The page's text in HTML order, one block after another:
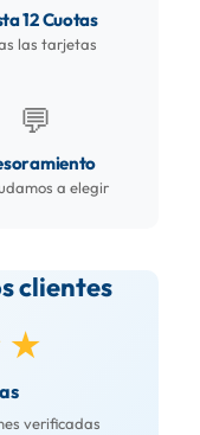
12 Cuotas
las tarjetas
💬
a elegir
clientes
verificadas